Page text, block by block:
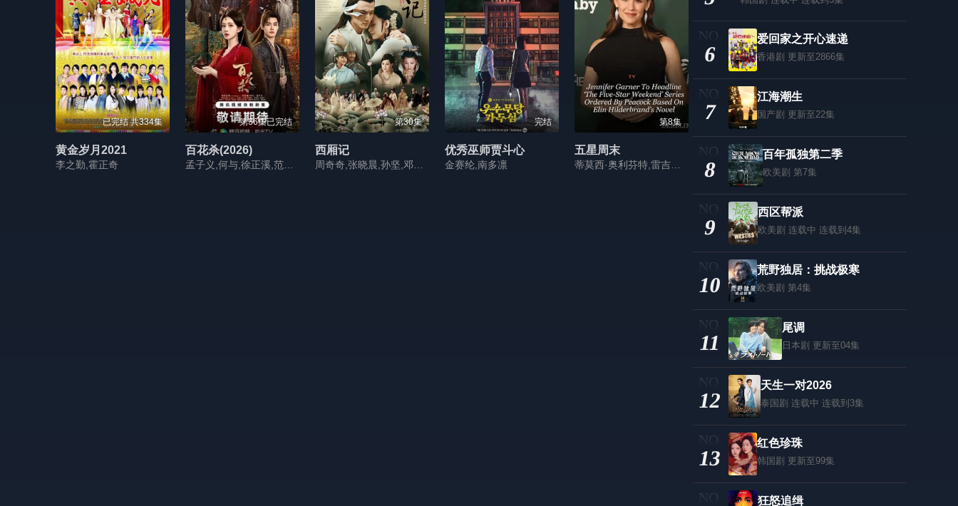
已完结 共334集
黄金岁月2021
李之勤,霍正奇
第36集已完结
百花杀(2026)
第30集
西厢记
完结
优秀巫师贾斗心
金赛纶,南多凛
第8集
五星周末
6
爱回家之开心速递
香港剧 更新至2866集
7
江海潮生
国产剧 更新至22集
8
百年孤独第二季
欧美剧 第7集
9
西区帮派
欧美剧 连载中 连载到4集
10
荒野独居：挑战极寒
欧美剧 第4集
11
尾调
日本剧 更新至04集
12
天生一对2026
泰国剧 连载中 连载到3集
13
红色珍珠
韩国剧 更新至99集
狂怒追缉